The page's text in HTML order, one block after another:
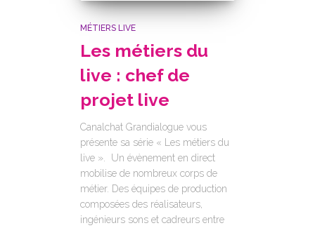
MÉTIERS LIVE
Les métiers du
live : chef de
projet live
Canalchat Grandialogue vous
présente sa série « Les métiers du
live ». Un évènement en direct
mobilise de nombreux corps de
métier. Des équipes de production
composées des réalisateurs,
ingénieurs sons et cadreurs entre